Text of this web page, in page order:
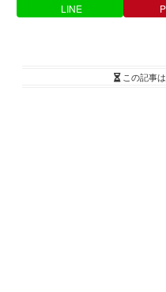
LINE
この記事は